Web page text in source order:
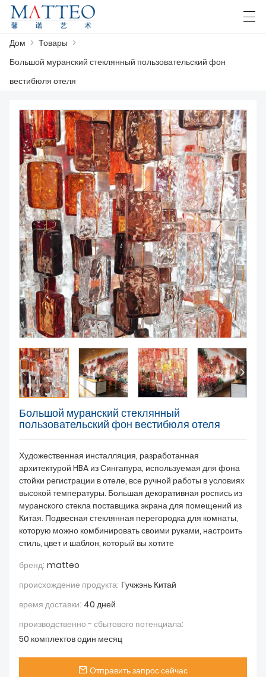
ДОМ
КЕЙС
О НАС
ТОВАРЫ
СКАЧАТЬ
СВЯЖИТЕСЬ С НАМИ
العربيةДом > Товары >
Большой муранский стеклянный пользовательский фон
вестибюля отеля
Большой муранский стеклянный
пользовательский фон вестибюля отеля
Художественная инсталляция, разработанная
архитектурой HBA из Сингапура, используемая для фона
стойки регистрации в отеле, все ручной работы в условиях
высокой температуры. Большая декоративная роспись из
муранского стекла поставщика экрана для помещений из
Китая. Подвесная стеклянная перегородка для комнаты,
которую можно комбинировать своими руками, настроить
стиль, цвет и шаблон, который вы хотите
бренд: matteo
происхождение продукта: Гучжэнь Китай
время доставки: 40 дней
производственно - сбытового потенциала:
50 комплектов один месяц
Отправить запрос сейчас